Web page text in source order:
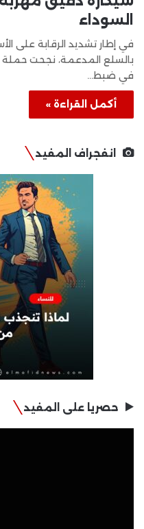
السوداء
في إطار تشديد الرقابة على
بالسلع المدعمة، نجحت حملة
في ضبط…
أكمل القراءة »
انفجراف المفيد
حصريا على المفيد